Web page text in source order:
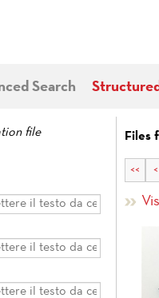
Search
file Files
<< <